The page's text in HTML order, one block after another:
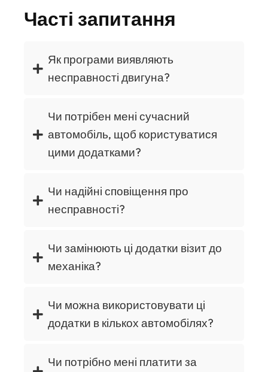
Часті запитання
Як програми виявляють
несправності двигуна?
Чи потрібен мені сучасний
автомобіль, щоб користуватися
цими додатками?
Чи надійні сповіщення про
несправності?
Чи замінюють ці додатки візит до
механіка?
Чи можна використовувати ці
додатки в кількох автомобілях?
Чи потрібно мені платити за